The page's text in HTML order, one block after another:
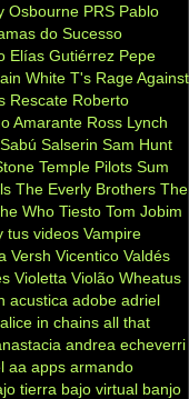
Osbourne PRS Pablo
do Sucesso
Elías Gutiérrez Pepe
White T's Rage Against
Rescate Roberto
Amarante Ross Lynch
Sabú Salserin Sam Hunt
Temple Pilots Sum
The Everly Brothers The
Who Tiesto Tom Jobim
tus videos Vampire
Versh Vicentico Valdés
Violetta Violão Wheatus
acustica adobe adriel
alice in chains all that
andrea echeverri
aa apps armando
tierra bajo virtual banjo